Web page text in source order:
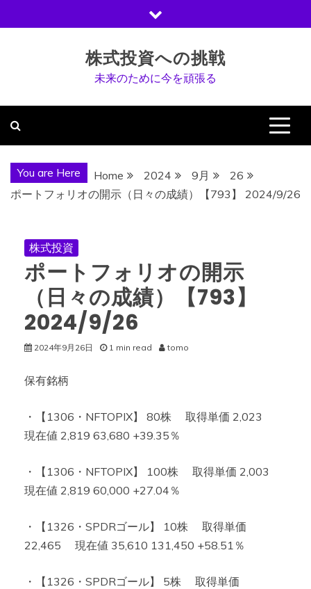
to
株式投資への挑戦
未来のために今を頑張る
You are Here Home 2024 9月
26
ポートフォリオの開示（日々の成績）【793】 2024/9/26
株式投資
ポートフォリオの開示
（日々の成績）【793】
2024/9/26
2024年9月26日 1 min read tomo
保有銘柄
・【1306・NFTOPIX】 80株 取得単価 2,023
現在値 2,819 63,680 +39.35％
・【1306・NFTOPIX】 100株 取得単価 2,003
現在値 2,819 60,000 +27.04％
・【1326・SPDRゴール】 10株 取得単価
22,465 現在値 35,610 131,450 +58.51％
・【1326・SPDRゴール】 5株 取得単価